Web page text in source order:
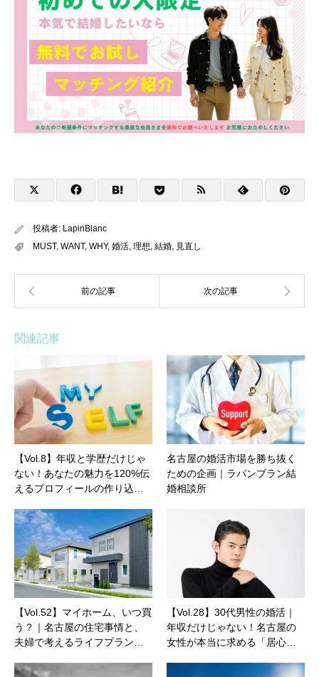
投稿者: LapinBlanc
MUST, WANT, WHY, 婚活, 理想, 結婚, 見直し
関連記事
【Vol.8】年収と学歴だけじゃ
ない！あなたの魅力を120%伝
えるプロフィールの作り込…
名古屋の婚活市場を勝ち抜く
ための企画｜ラパンブラン結
婚相談所
【Vol.52】マイホーム、いつ買
う？｜名古屋の住宅事情と、
夫婦で考えるライフプラン…
【Vol.28】30代男性の婚活｜
年収だけじゃない！名古屋の
女性が本当に求める「居心…